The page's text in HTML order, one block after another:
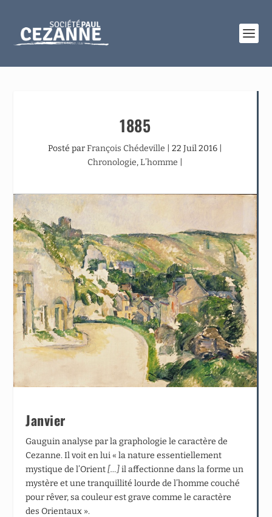
1885
Posté parFrançois Chédeville 22 Juil 2016
Chronologie,L’homme
Janvier
Gauguin analyse par la graphologie le caractère de
Cezanne. Il voit en lui « la nature essentiellement
mystique de l’Orient[…]il affectionne dans la forme un
mystère et une tranquillité lourde de l’homme couché
pour rêver, sa couleur est grave comme le caractère
des Orientaux ».